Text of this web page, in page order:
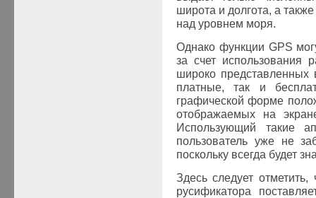
широта и долгота, а
над уровнем моря.
Однако функции GPS
за счет использования
широко представленных
платные, так и
графической форме
отображаемых на
Использующий такие
пользователь уже не
поскольку всегда будет
Здесь следует
русификатора